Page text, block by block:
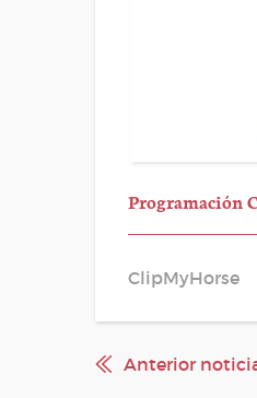
Programación
ClipMyHorse
Anterior